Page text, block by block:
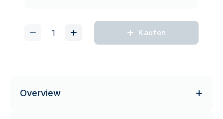
Kaufen
Overview